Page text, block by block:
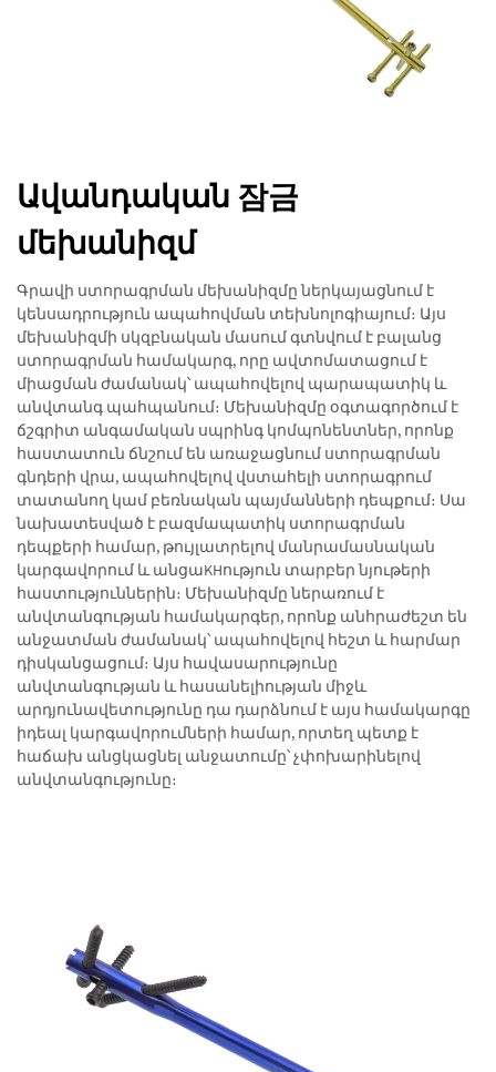
Ավանդական 잠금
մեխանիզմ
Գրավի ստորագրման մեխանիզմը ներկայացնում է
կենսադրություն ապահովման տեխնոլոգիայում։ Այս
մեխանիզմի սկզբնական մասում գտնվում է բալանց
ստորագրման համակարգ, որը ավտոմատացում է
միացման ժամանակ՝ ապահովելով պարապատիկ և
անվտանգ պահպանում։ Մեխանիզմը օգտագործում է
ճշգրիտ անգամական սպրինգ կոմպոնենտներ, որոնք
հաստատուն ճնշում են առաջացնում ստորագրման
գնդերի վրա, ապահովելով վստահելի ստորագրում
տատանող կամ բեռնական պայմանների դեպքում։ Սա
նախատեսված է բազմապատիկ ստորագրման
դեպքերի համար, թույլատրելով մանրամասնական
կարգավորում և անցաKHություն տարբեր նյութերի
հաստություններին։ Մեխանիզմը ներառում է
անվտանգության համակարգեր, որոնք անհրաժեշտ են
անջատման ժամանակ՝ ապահովելով հեշտ և հարմար
դիսկանցացում։ Այս հավասարությունը
անվտանգության և հասանելիության միջև
արդյունավետությունը դա դարձնում է այս համակարգը
իդեալ կարգավորումների համար, որտեղ պետք է
հաճախ անցկացնել անջատումը՝ չփոխարինելով
անվտանգությունը։